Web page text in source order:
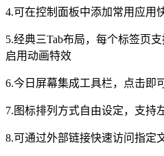
4.可在控制面板中添加常用应用
5.经典三Tab布局，每个标签页
启用动画特效
6.今日屏幕集成工具栏，点击即
7.图标排列方式自由设定，支持
8.可通过外部链接快速访问指定